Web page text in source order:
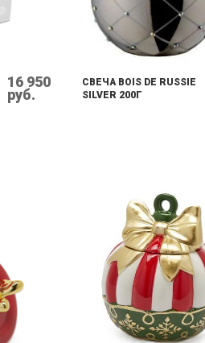
16 950
руб.
СВЕЧА BOIS DE RUSSIE
SILVER 200Г